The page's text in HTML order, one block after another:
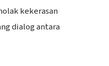
kekerasan
dialog antara